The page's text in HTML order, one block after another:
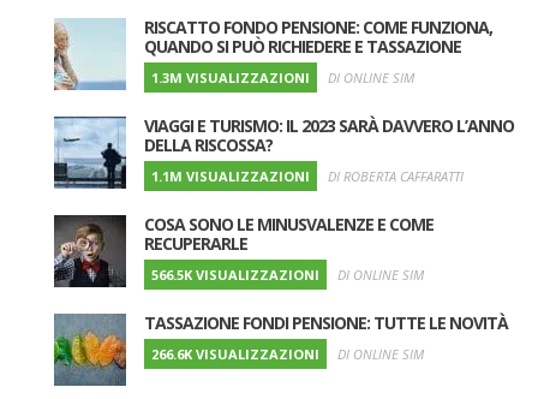
RISCATTO FONDO PENSIONE: COME FUNZIONA,
QUANDO SI PUÒ RICHIEDERE E TASSAZIONE
1.3M VISUALIZZAZIONI DI ONLINE SIM
VIAGGI E TURISMO: IL 2023 SARÀ DAVVERO L’ANNO
DELLA RISCOSSA?
1.1M VISUALIZZAZIONI DI ROBERTA CAFFARATTI
COSA SONO LE MINUSVALENZE E COME
RECUPERARLE
566.5K VISUALIZZAZIONI DI ONLINE SIM
TASSAZIONE FONDI PENSIONE: TUTTE LE NOVITÀ
266.6K VISUALIZZAZIONI DI ONLINE SIM